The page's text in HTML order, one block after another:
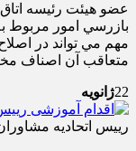
عضو هيئت رئيسه اتاق
بازرسي امور مربوط
مهم مي تواند در
متعاقب آن اصناف
22ژانویه
رییس اتحادیه